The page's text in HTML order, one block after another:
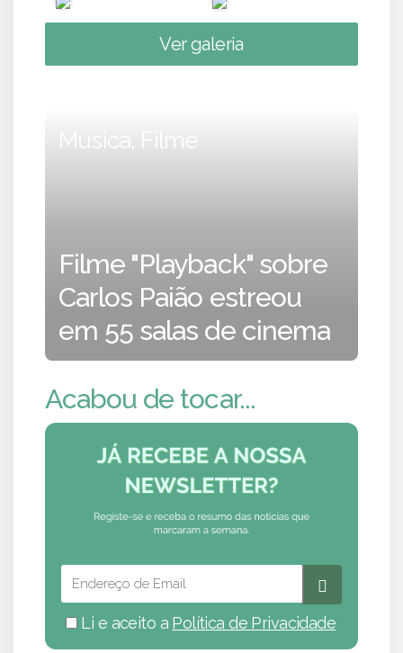
Ver galeria
Música, Filme
Filme "Playback" sobre
Carlos Paião estreou
em 55 salas de cinema
Acabou de tocar...
Li e aceito a Política de Privacidade